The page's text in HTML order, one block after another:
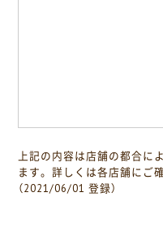
上記の内容は店舗の都合に
ます。詳しくは各店舗にご
（2021/06/01 登録）